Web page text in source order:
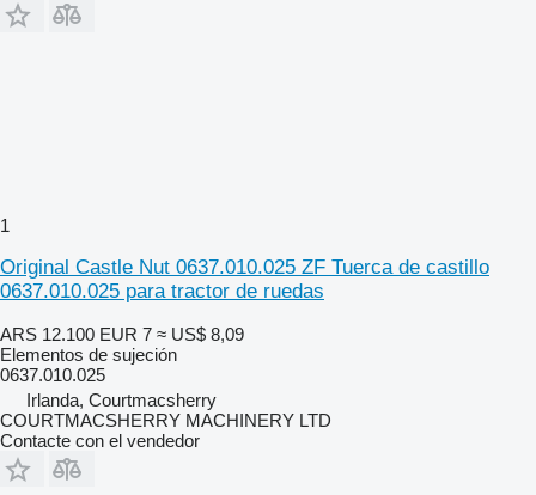
1
Original Castle Nut 0637.010.025 ZF Tuerca de castillo
0637.010.025 para tractor de ruedas
ARS 12.100 EUR 7 ≈ US$ 8,09
Elementos de sujeción
0637.010.025
Irlanda, Courtmacsherry
COURTMACSHERRY MACHINERY LTD
Contacte con el vendedor